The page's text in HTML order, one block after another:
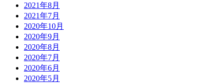
2021年8月
2021年7月
2020年10月
2020年9月
2020年8月
2020年7月
2020年6月
2020年5月